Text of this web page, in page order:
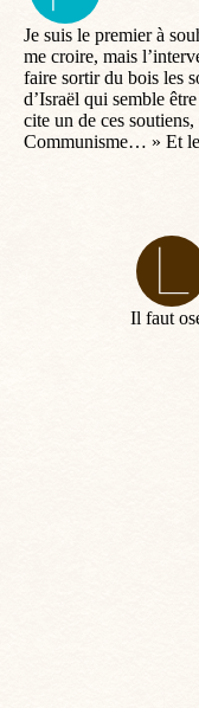
Je suis le premier à
me croire, mais
faire sortir du bois les
d’Israël qui semble
cite un de ces
Communisme… » Et
Il faut